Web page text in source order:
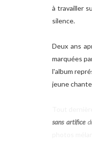
à travailler
silence.
Deux ans
marquées
l'album
jeune
sans artifice